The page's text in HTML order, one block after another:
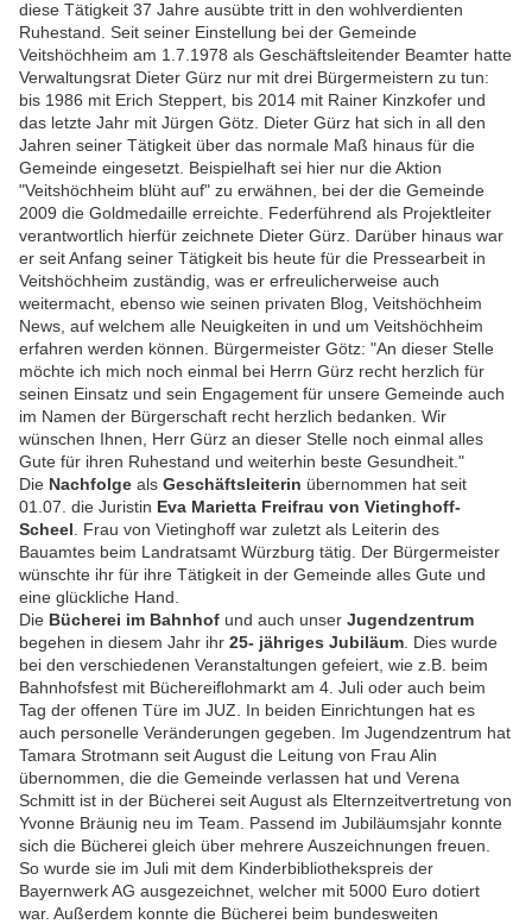
diese Tätigkeit 37 Jahre ausübte tritt in den wohlverdienten
Ruhestand. Seit seiner Einstellung bei der Gemeinde
Veitshöchheim am 1.7.1978 als Geschäftsleitender Beamter hatte
Verwaltungsrat Dieter Gürz nur mit drei Bürgermeistern zu tun:
bis 1986 mit Erich Steppert, bis 2014 mit Rainer Kinzkofer und
das letzte Jahr mit Jürgen Götz. Dieter Gürz hat sich in all den
Jahren seiner Tätigkeit über das normale Maß hinaus für die
Gemeinde eingesetzt. Beispielhaft sei hier nur die Aktion
"Veitshöchheim blüht auf" zu erwähnen, bei der die Gemeinde
2009 die Goldmedaille erreichte. Federführend als Projektleiter
verantwortlich hierfür zeichnete Dieter Gürz. Darüber hinaus war
er seit Anfang seiner Tätigkeit bis heute für die Pressearbeit in
Veitshöchheim zuständig, was er erfreulicherweise auch
weitermacht, ebenso wie seinen privaten Blog, Veitshöchheim
News, auf welchem alle Neuigkeiten in und um Veitshöchheim
erfahren werden können. Bürgermeister Götz: "An dieser Stelle
möchte ich mich noch einmal bei Herrn Gürz recht herzlich für
seinen Einsatz und sein Engagement für unsere Gemeinde auch
im Namen der Bürgerschaft recht herzlich bedanken. Wir
wünschen Ihnen, Herr Gürz an dieser Stelle noch einmal alles
Gute für ihren Ruhestand und weiterhin beste Gesundheit."
Die Nachfolge als Geschäftsleiterin übernommen hat seit
01.07. die Juristin Eva Marietta Freifrau von Vietinghoff-
Scheel . Frau von Vietinghoff war zuletzt als Leiterin des
Bauamtes beim Landratsamt Würzburg tätig. Der Bürgermeister
wünschte ihr für ihre Tätigkeit in der Gemeinde alles Gute und
eine glückliche Hand.
Die Bücherei im Bahnhof und auch unser Jugendzentrum
begehen in diesem Jahr ihr 25- jähriges Jubiläum . Dies wurde
bei den verschiedenen Veranstaltungen gefeiert, wie z.B. beim
Bahnhofsfest mit Büchereiflohmarkt am 4. Juli oder auch beim
Tag der offenen Türe im JUZ. In beiden Einrichtungen hat es
auch personelle Veränderungen gegeben. Im Jugendzentrum hat
Tamara Strotmann seit August die Leitung von Frau Alin
übernommen, die die Gemeinde verlassen hat und Verena
Schmitt ist in der Bücherei seit August als Elternzeitvertretung von
Yvonne Bräunig neu im Team. Passend im Jubiläumsjahr konnte
sich die Bücherei gleich über mehrere Auszeichnungen freuen.
So wurde sie im Juli mit dem Kinderbibliothekspreis der
Bayernwerk AG ausgezeichnet, welcher mit 5000 Euro dotiert
war. Außerdem konnte die Bücherei beim bundesweiten